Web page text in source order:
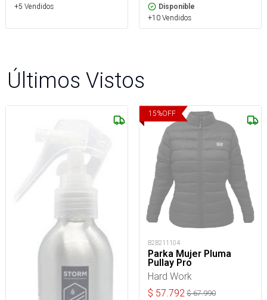
+5 Vendidos Disponible
+10 Vendidos
Últimos Vistos
15%OFF
B2B211104
Parka Mujer Pluma
Pullay Pro
Hard Work
$ 57.792 $67.990